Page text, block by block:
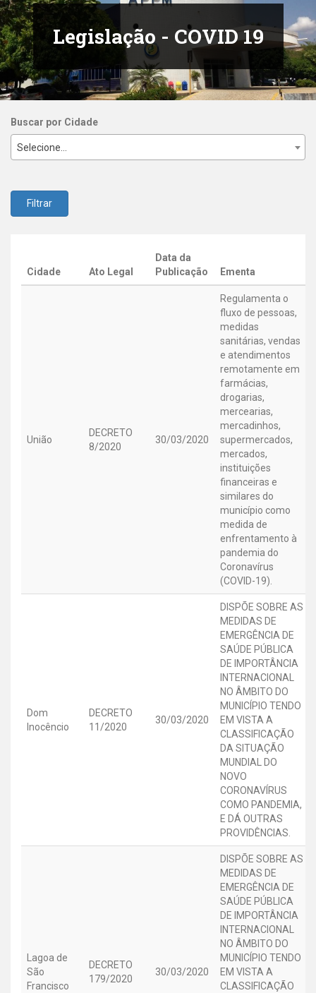
Legislação - COVID 19
Buscar por Cidade
Selecione...
Filtrar
Cidade Ato Legal
Data da
Publicação
Ementa
União
DECRETO
8/2020
30/03/2020
Regulamenta o
fluxo de pessoas,
medidas
sanitárias, vendas
e atendimentos
remotamente em
farmácias,
drogarias,
mercearias,
mercadinhos,
supermercados,
mercados,
instituições
financeiras e
similares do
município como
medida de
enfrentamento à
pandemia do
Coronavírus
(COVID-19).
Dom
Inocêncio
DECRETO
11/2020
30/03/2020
DISPÕE SOBRE AS
MEDIDAS DE
EMERGÊNCIA DE
SAÚDE PÚBLICA
DE IMPORTÂNCIA
INTERNACIONAL
NO ÂMBITO DO
MUNICÍPIO TENDO
EM VISTA A
CLASSIFICAÇÃO
DA SITUAÇÃO
MUNDIAL DO
NOVO
CORONAVÍRUS
COMO PANDEMIA,
E DÁ OUTRAS
PROVIDÊNCIAS.
Lagoa de
São
Francisco
DECRETO
179/2020
30/03/2020
DISPÕE SOBRE AS
MEDIDAS DE
EMERGÊNCIA DE
SAÚDE PÚBLICA
DE IMPORTÂNCIA
INTERNACIONAL
NO ÂMBITO DO
MUNICÍPIO TENDO
EM VISTA A
CLASSIFICAÇÃO